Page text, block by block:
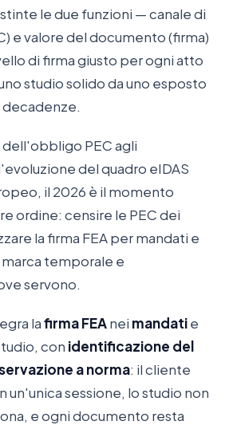
le due funzioni — canale di
e valore del documento (firma)
di firma giusto per ogni atto
studio solido da uno esposto
PEC agli
del quadro eIDAS
il 2026 è il momento
ordine: censire le PEC dei
la firma FEA per mandati e
temporale e
servono.
lafirma FEAnei mandatie
con identificazione del
a norma: il cliente
un'unica sessione, lo studio non
e ogni documento resta